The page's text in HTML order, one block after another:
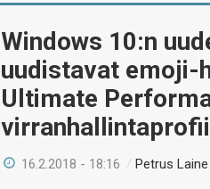
Windows 10:n
uudistavat emoji-
Ultimate
16.2.2018 - 18:16 /Petrus Laine